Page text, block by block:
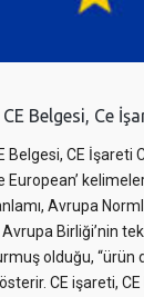
Belgesi, Ce
CE İşareti
European’
Avrupa
Birliği’nin
olduğu, “ürün
CE işareti,